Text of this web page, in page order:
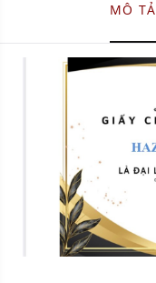
MÔ TẢ